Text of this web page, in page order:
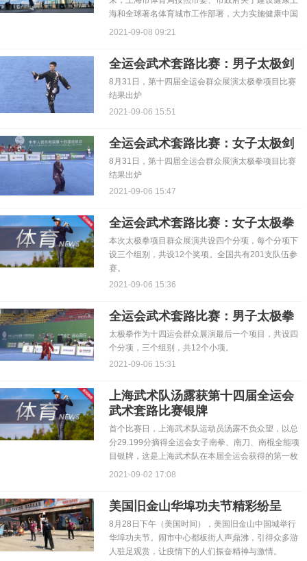
海和全球著名体育城市工作部署，大力实施健康中国
和全民健身国家战...
2021-09-08 09:21
全运会武术套路比赛：男子太极剑
8月31日，第十四届全运会群众展演太极拳项目比赛
结果出炉
2021-09-06 15:51
全运会武术套路比赛：女子太极剑
8月31日，第十四届全运会群众展演太极拳项目比赛
结果出炉
2021-09-06 15:47
全运会武术套路比赛：女子太极拳
本次太极拳项目群众展演共设四个分项，每个分项下
设三个组别，共设12个奖项。全国共有201支队伍参
赛。
2021-09-06 15:36
全运会武术套路比赛：男子太极拳
太极拳作为十四运会群众展演最后一个项目，共设四
个分项，三个组别，共12个小项。
2021-09-06 15:31
上海武术队汤露获第十四届全运会
武术套路比赛银牌
首个比赛日，上海武术队运动员汤露不负众望，以总
分29.199分摘得全运会女子南拳、南刀、南棍全能项
目银牌，这是上海武术队在本届全运会获得的第一枚
奖牌。
2021-09-02 17:08
美国旧金山华埠功夫节精彩纷呈
8月28日下午（美国时间），美国旧金山中国城举行
华埠功夫节。闹市中心都板街人声鼎沸，引得众多游
人驻足观赏，让疫情下的人们振奋精神与激情。